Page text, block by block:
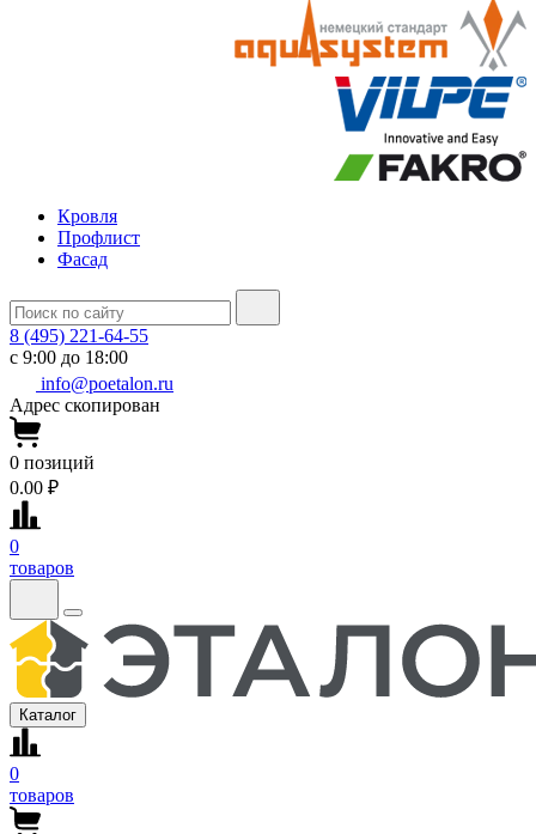
Кровля
Профлист
Фасад
8 (495) 221-64-55
с 9:00 до 18:00
info@poetalon.ru
Адрес скопирован
0 позиций
0.00 ₽
0
товаров
Каталог
0
товаров